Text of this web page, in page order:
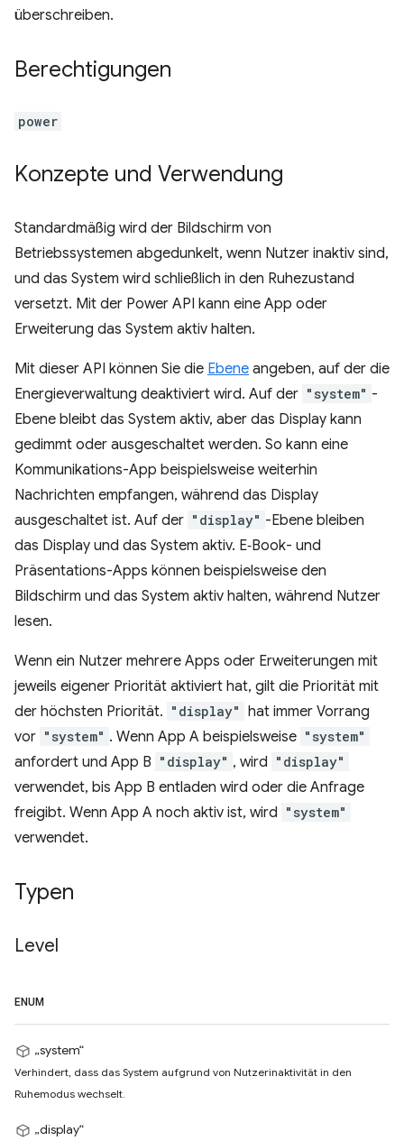
überschreiben.
Berechtigungen
power
Konzepte und Verwendung
Standardmäßig wird der Bildschirm von
Betriebssystemen abgedunkelt, wenn Nutzer inaktiv sind,
und das System wird schließlich in den Ruhezustand
versetzt. Mit der Power API kann eine App oder
Erweiterung das System aktiv halten.
Mit dieser API können Sie die Ebene angeben, auf der die
Energieverwaltung deaktiviert wird. Auf der "system" -
Ebene bleibt das System aktiv, aber das Display kann
gedimmt oder ausgeschaltet werden. So kann eine
Kommunikations-App beispielsweise weiterhin
Nachrichten empfangen, während das Display
ausgeschaltet ist. Auf der "display" -Ebene bleiben
das Display und das System aktiv. E‑Book- und
Präsentations-Apps können beispielsweise den
Bildschirm und das System aktiv halten, während Nutzer
lesen.
Wenn ein Nutzer mehrere Apps oder Erweiterungen mit
jeweils eigener Priorität aktiviert hat, gilt die Priorität mit
der höchsten Priorität. "display" hat immer Vorrang
vor "system" . Wenn App A beispielsweise "system"
anfordert und App B "display" , wird "display"
verwendet, bis App B entladen wird oder die Anfrage
freigibt. Wenn App A noch aktiv ist, wird "system"
verwendet.
Typen
Level
ENUM
„system“
Verhindert, dass das System aufgrund von Nutzerinaktivität in den
Ruhemodus wechselt.
„display“